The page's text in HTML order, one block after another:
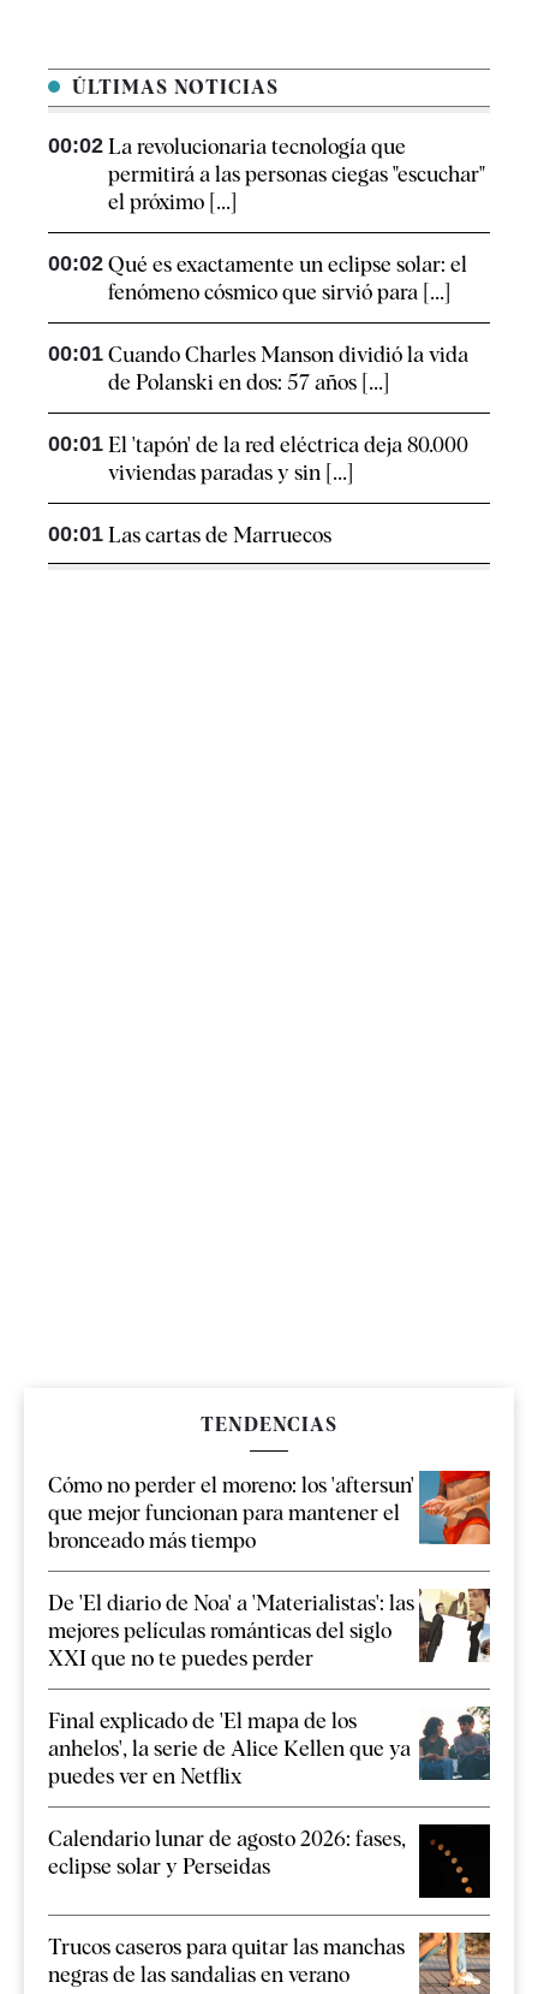
ÚLTIMAS NOTICIAS
00:02 La revolucionaria tecnología que
permitirá a las personas ciegas "escuchar"
el próximo [...]
00:02 Qué es exactamente un eclipse solar: el
fenómeno cósmico que sirvió para [...]
00:01 Cuando Charles Manson dividió la vida
de Polanski en dos: 57 años [...]
00:01 El 'tapón' de la red eléctrica deja 80.000
viviendas paradas y sin [...]
00:01 Las cartas de Marruecos
TENDENCIAS
Cómo no perder el moreno: los 'aftersun'
que mejor funcionan para mantener el
bronceado más tiempo
De 'El diario de Noa' a 'Materialistas': las
mejores películas románticas del siglo
XXI que no te puedes perder
Final explicado de 'El mapa de los
anhelos', la serie de Alice Kellen que ya
puedes ver en Netflix
Calendario lunar de agosto 2026: fases,
eclipse solar y Perseidas
Trucos caseros para quitar las manchas
negras de las sandalias en verano